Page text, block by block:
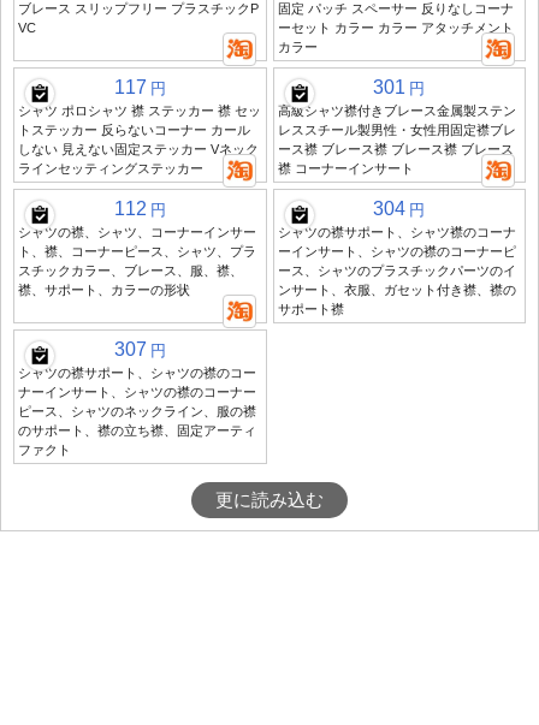
ブレース スリップフリー プラスチックP
VC
固定 パッチ スペーサー 反りなしコーナ
ーセット カラー カラー アタッチメント
カラー
117 円
シャツ ポロシャツ 襟 ステッカー 襟 セッ
トステッカー 反らないコーナー カール
しない 見えない固定ステッカー Vネック
ラインセッティングステッカー
301 円
高級シャツ襟付きブレース金属製ステン
レススチール製男性・女性用固定襟ブレ
ース襟 ブレース襟 ブレース襟 ブレース
襟 コーナーインサート
112 円
シャツの襟、シャツ、コーナーインサー
ト、襟、コーナーピース、シャツ、プラ
スチックカラー、ブレース、服、襟、
襟、サポート、カラーの形状
304 円
シャツの襟サポート、シャツ襟のコーナ
ーインサート、シャツの襟のコーナーピ
ース、シャツのプラスチックパーツのイ
ンサート、衣服、ガセット付き襟、襟の
サポート襟
307 円
シャツの襟サポート、シャツの襟のコー
ナーインサート、シャツの襟のコーナー
ピース、シャツのネックライン、服の襟
のサポート、襟の立ち襟、固定アーティ
ファクト
更に読み込む